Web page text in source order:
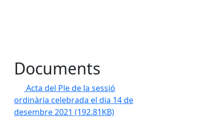
Documents
Acta del Ple de la sessió
ordinària celebrada el dia 14 de
desembre 2021 (192.81KB)